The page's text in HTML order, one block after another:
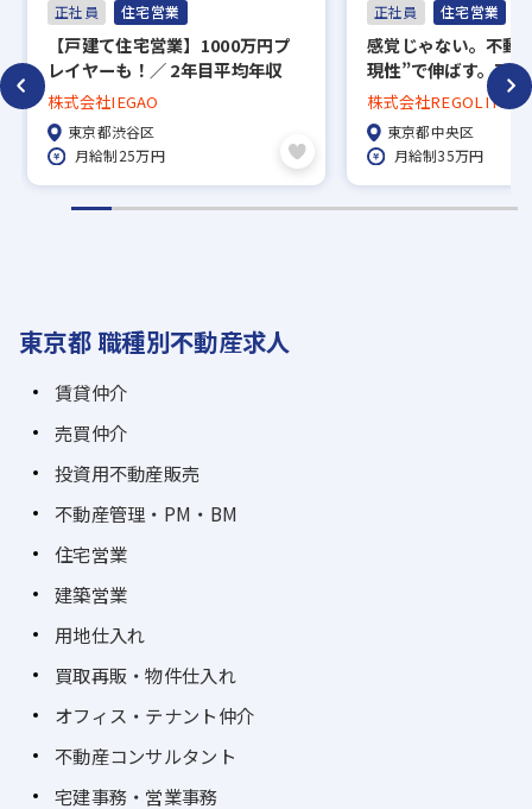
正社員 住宅営業
【⼾建て住宅営業】1000万円プ
レイヤーも！∕ 2年⽬平均年収
600万円！∕ 1件成約で平均20万
円インセンティブ！
株式会社IEGAO
東京都渋谷区
月給制25万円
正社員 住宅営業
感覚じゃない。不動
現性”で伸ばす。不
株式会社REGOLITH
東京都中央区
月給制35万円
東京都 職種別不動産求人
賃貸仲介
売買仲介
投資用不動産販売
不動産管理・PM・BM
住宅営業
建築営業
用地仕入れ
買取再販・物件仕入れ
オフィス・テナント仲介
不動産コンサルタント
宅建事務・営業事務